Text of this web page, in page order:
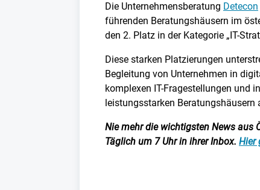
Die Unternehmensberatung Detecon
führenden Beratungshäusern im
den 2. Platz in der Kategorie „IT-
Diese starken Platzierungen
Begleitung von Unternehmen in
komplexen IT-Fragestellungen und
leistungsstarken
Nie mehr die wichtigsten News aus
Täglich um 7 Uhr in ihrer Inbox. Hier